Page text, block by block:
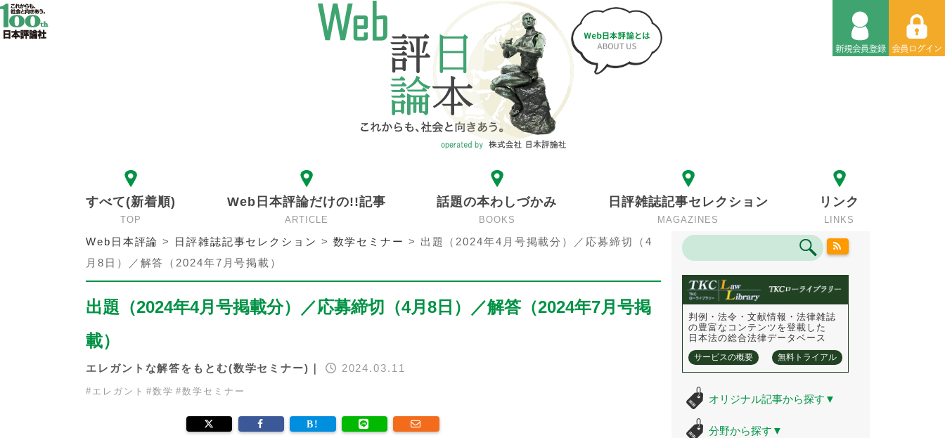
すべて(新着順)
TOP
Web日本評論だけの!!記事
ARTICLE
話題の本わしづかみ
BOOKS
日評雑誌記事セレクション
MAGAZINES
リンク
LINKS
Web日本評論 > 日評雑誌記事セレクション > 数学セミナー > 出題（2024年4月号掲載分）／応募締切（4
月8日）／解答（2024年7月号掲載）
出題（2024年4月号掲載分）／応募締切（4月8日）／解答（2024年7月号掲
載）
エレガントな解答をもとむ(数学セミナー)｜ 2024.03.11
# エレガント #数学 #数学セミナー
判例・法令・文献情報・法律雑誌
の豊富なコンテンツを登載した
日本法の総合法律データベース
サービスの概要 無料トライアル
オリジナル記事から探す ▼
分野から探す ▼